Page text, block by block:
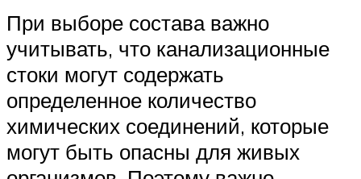
При выборе состава важно
учитывать, что канализационные
стоки могут содержать
определенное количество
химических соединений, которые
могут быть опасны для живых